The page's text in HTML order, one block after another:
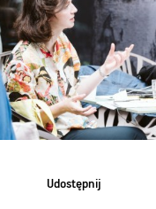
Udostępnij